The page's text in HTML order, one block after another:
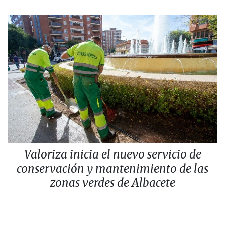
Valoriza inicia el nuevo servicio de
conservación y mantenimiento de las
zonas verdes de Albacete